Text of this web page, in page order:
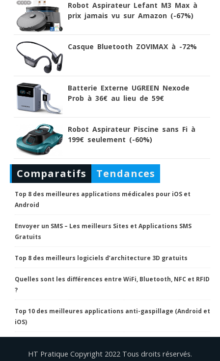
Robot Aspirateur Lefant M3 Max à
prix jamais vu sur Amazon (-67%)
Casque Bluetooth ZOVIMAX à -72%
Batterie Externe UGREEN Nexode
Prob à 36€ au lieu de 59€
Robot Aspirateur Piscine sans Fi à
199€ seulement (-60%)
Comparatifs Tendances
Top 8 des meilleures applications médicales pour iOS et
Android
Envoyer un SMS – Les meilleurs Sites et Applications SMS
Gratuits
Top 8 des meilleurs logiciels d’architecture 3D gratuits
Quelles sont les différences entre WiFi, Bluetooth, NFC et RFID
?
Top 10 des meilleures applications anti-gaspillage (Android et
iOS)
HT Pratique Copyright 2022 Tous droits réservés.